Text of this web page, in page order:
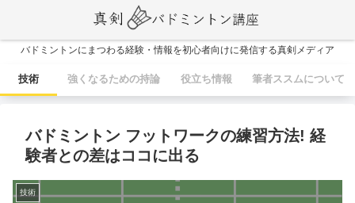
バドミントンにまつわる経験・情報を初心者向けに発信する真剣メディア
技術 強くなるための持論 役立ち情報 筆者ススムについて
バドミントン フットワークの練習方法! 経
験者との差はココに出る
技術